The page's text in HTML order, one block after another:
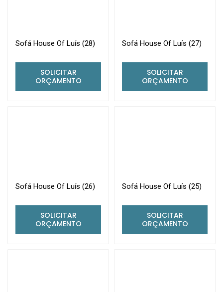
Sofá House Of Luís (28)
SOLICITAR
ORÇAMENTO
Sofá House Of Luís (27)
SOLICITAR
ORÇAMENTO
Sofá House Of Luís (26)
SOLICITAR
ORÇAMENTO
Sofá House Of Luís (25)
SOLICITAR
ORÇAMENTO